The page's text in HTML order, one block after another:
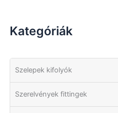
Kategóriák
Szelepek kifolyók
Szerelvények fittingek